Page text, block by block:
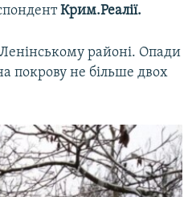
Крим.Реалії.
Ленінському районі. Опади
покрову не більше двох